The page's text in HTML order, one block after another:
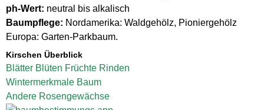
ph-Wert: neutral bis alkalisch
Baumpflege: Nordamerika: Waldgehölz, Pioniergehölz
Europa: Garten-Parkbaum.
Kirschen Überblick
Blätter Blüten Früchte Rinden
Wintermerkmale Baum
Andere Rosengewächse